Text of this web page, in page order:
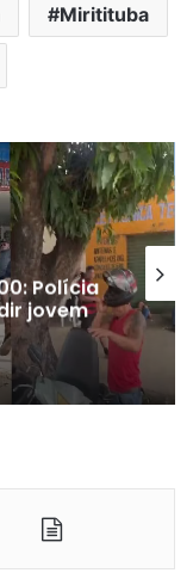
Miritituba
Polícia
jovem